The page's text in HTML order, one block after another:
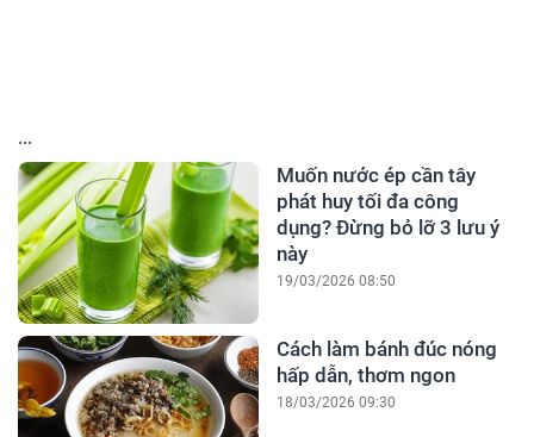
...
Muốn nước ép cần tây
phát huy tối đa công
dụng? Đừng bỏ lỡ 3 lưu ý
này
19/03/2026 08:50
Cách làm bánh đúc nóng
hấp dẫn, thơm ngon
18/03/2026 09:30